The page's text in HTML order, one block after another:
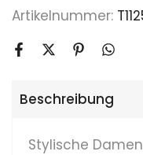
Artikelnummer:
Beschreibung
Stylische